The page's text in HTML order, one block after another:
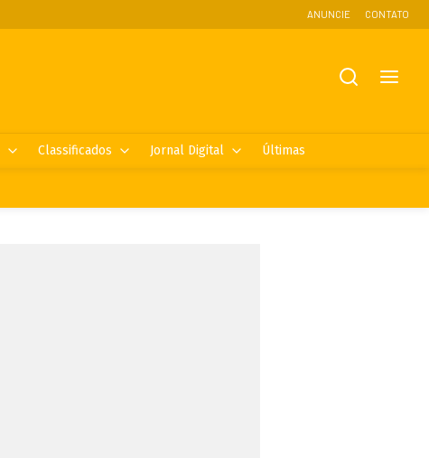
ANUNCIE CONTATO
Classificados Jornal Digital Últimas